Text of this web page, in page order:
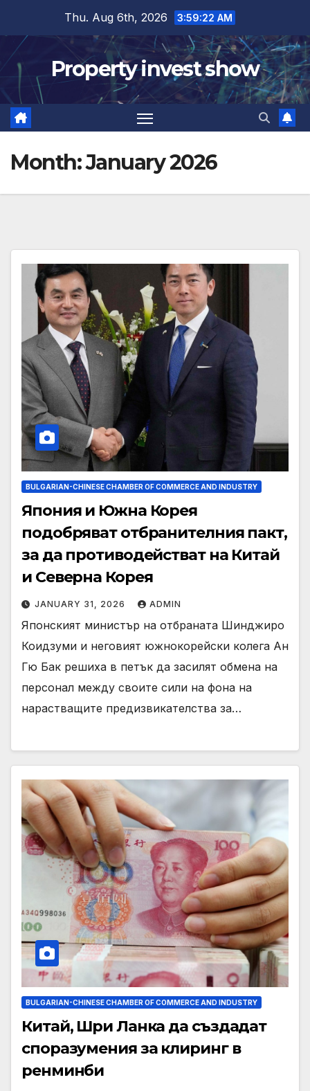
content
Thu. Aug 6th, 2026 3:59:23 AM
Property invest show
Month:January 2026
BULGARIAN-CHINESE CHAMBER OF COMMERCE AND INDUSTRY
Япония и Южна Корея
подобряват отбранителния пакт,
за да противодействат на Китай
и Северна Корея
JANUARY 31, 2026 ADMIN
Японският министър на отбраната Шинджиро
Коидзуми и неговият южнокорейски колега Ан
Гю Бак решиха в петък да засилят обмена на
персонал между своите сили на фона на
нарастващите предизвикателства за…
BULGARIAN-CHINESE CHAMBER OF COMMERCE AND INDUSTRY
Китай, Шри Ланка да създадат
споразумения за клиринг в
ренминби